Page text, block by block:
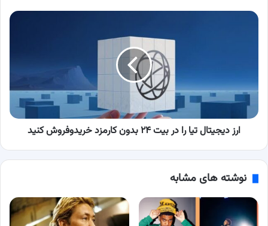
ندهید
ارز
۲۴
بدون
کارمزد
خریدوفروش
ارز دیجیتال تیا را در بیت ۲۴ بدون کارمزد خریدوفروش کنید
نوشته های مشابه